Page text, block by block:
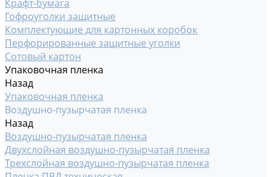
Крафт-бумага
Гофроуголки защитные
Комплектующие для картонных коробок
Перфорированные защитные уголки
Сотовый картон
Упаковочная пленка
Назад
Упаковочная пленка
Воздушно-пузырчатая пленка
Назад
Воздушно-пузырчатая пленка
Двухслойная воздушно-пузырчатая пленка
Трехслойная воздушно-пузырчатая пленка